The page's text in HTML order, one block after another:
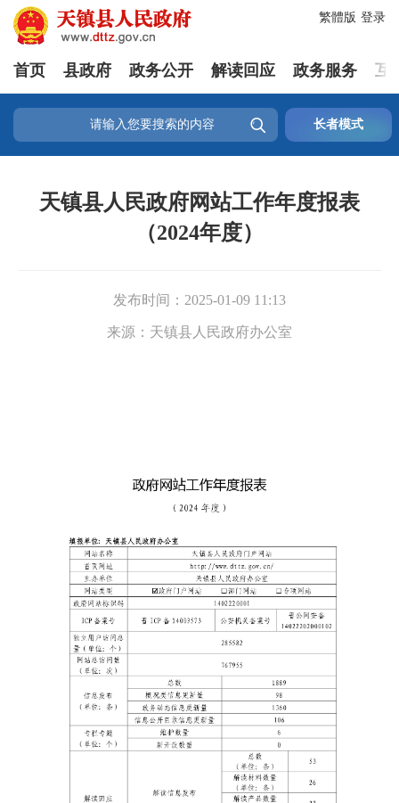
登录
繁體版
首页 县政府 政务公开 解读回应 政务服务 互
 长者模式
天镇县人民政府网站工作年度报表
（2024年度）
发布时间： 2025-01-09 11:13
来源： 天镇县人民政府办公室